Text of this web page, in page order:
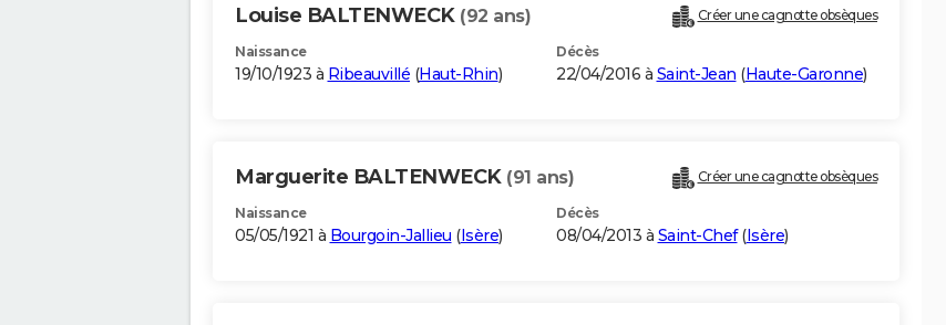
Louise BALTENWECK (92 ans) Créer une cagnotte obsèques
Naissance
19/10/1923 à Ribeauvillé (Haut-Rhin)
Décès
22/04/2016 à Saint-Jean (Haute-Garonne)
Marguerite BALTENWECK (91 ans) Créer une cagnotte obsèques
Naissance
05/05/1921 à Bourgoin-Jallieu (Isère)
Décès
08/04/2013 à Saint-Chef(Isère)